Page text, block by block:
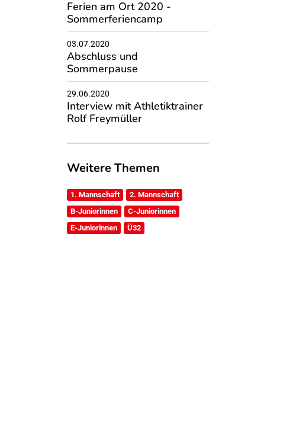
Ferien am Ort 2020 -
Sommerferiencamp
03.07.2020
Abschluss und
Sommerpause
29.06.2020
Interview mit Athletiktrainer
Rolf Freymüller
Weitere Themen
1. Mannschaft
2. Mannschaft
B-Juniorinnen
C-Juniorinnen
E-Juniorinnen
Ü32